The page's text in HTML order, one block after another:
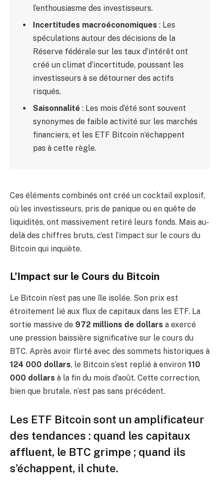
l’enthousiasme des investisseurs.
Incertitudes macroéconomiques : Les
spéculations autour des décisions de la
Réserve fédérale sur les taux d’intérêt ont
créé un climat d’incertitude, poussant les
investisseurs à se détourner des actifs
risqués.
Saisonnalité : Les mois d’été sont souvent
synonymes de faible activité sur les marchés
financiers, et les ETF Bitcoin n’échappent
pas à cette règle.
Ces éléments combinés ont créé un cocktail explosif,
où les investisseurs, pris de panique ou en quête de
liquidités, ont massivement retiré leurs fonds. Mais au-
delà des chiffres bruts, c’est l’impact sur le cours du
Bitcoin qui inquiète.
L’Impact sur le Cours du Bitcoin
Le Bitcoin n’est pas une île isolée. Son prix est
étroitement lié aux flux de capitaux dans les ETF. La
sortie massive de 972 millions de dollars a exercé
une pression baissière significative sur le cours du
BTC. Après avoir flirté avec des sommets historiques à
124 000 dollars, le Bitcoin s’est replié à environ 110
000 dollars à la fin du mois d’août. Cette correction,
bien que brutale, n’est pas sans précédent.
Les ETF Bitcoin sont un amplificateur
des tendances : quand les capitaux
affluent, le BTC grimpe ; quand ils
s’échappent, il chute.